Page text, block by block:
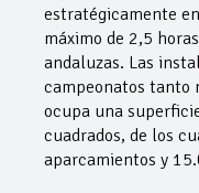
estratégicamente
máximo de 2,5
andaluzas. Las
campeonatos tanto
ocupa una
cuadrados, de los
aparcamientos y